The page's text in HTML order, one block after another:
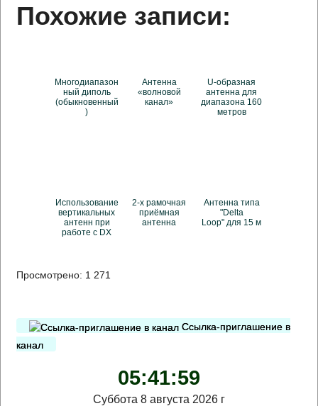
Похожие записи:
Многодиапазон
ный диполь
(обыкновенный
)
Антенна
«волновой
канал»
U-образная
антенна для
диапазона 160
метров
Использование
вертикальных
антенн при
работе с DX
2-х рамочная
приёмная
антенна
Антенна типа
"Delta
Loop" для 15 м
Просмотрено: 1 271
Ссылка-приглашение в
канал
05:42:00
Суббота 8 августа 2026 г